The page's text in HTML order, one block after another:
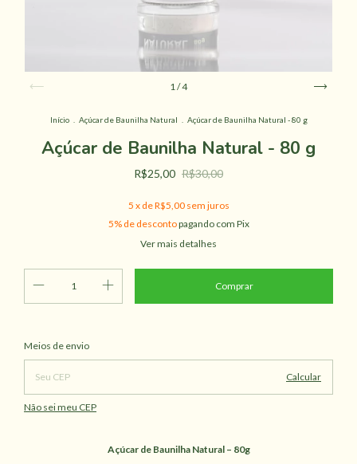
1/4
Início Açúcar de Baunilha Natural Açúcar de Baunilha Natural - 80 g
Açúcar de Baunilha Natural - 80 g
R$25,00 R$30,00
5 x deR$5,00 sem juros
5% de descontopagando com Pix
Ver mais detalhes
Entregas para o CEP:
Meios de envio
Calcular
Não sei meu CEP
Açúcar de Baunilha Natural – 80g